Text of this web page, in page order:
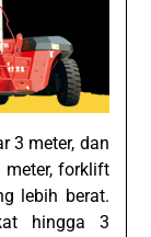
3 meter, dan
meter, forklift
lebih berat.
hingga 3